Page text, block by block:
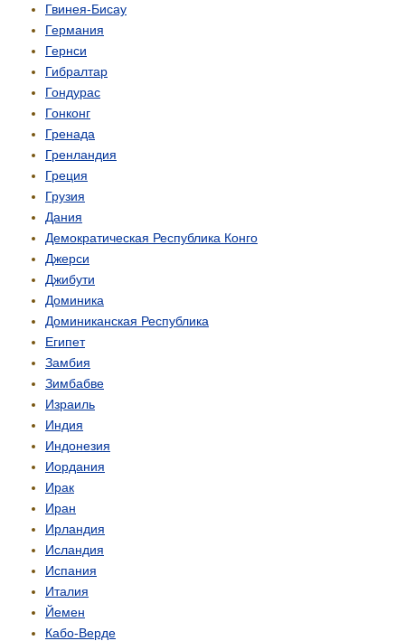
Гвинея-Бисау
Германия
Гернси
Гибралтар
Гондурас
Гонконг
Гренада
Гренландия
Греция
Грузия
Дания
Демо­кратическая Республика Конго
Джерси
Джибути
Доминика
Доминиканская Республика
Египет
Замбия
Зимбабве
Израиль
Индия
Индонезия
Иордания
Ирак
Иран
Ирландия
Исландия
Испания
Италия
Йемен
Кабо-Верде